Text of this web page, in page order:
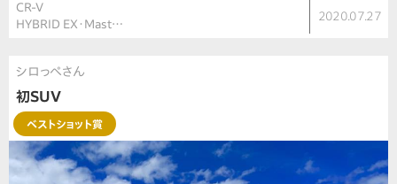
CR-V
HYBRID EX・Mast…
2020.07.27
シロっぺさん
初SUV
ベストショット賞